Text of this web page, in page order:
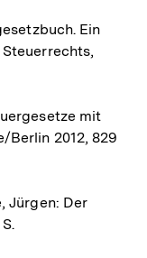
Ein
mit
Berlin 2012, 829
Jürgen: Der